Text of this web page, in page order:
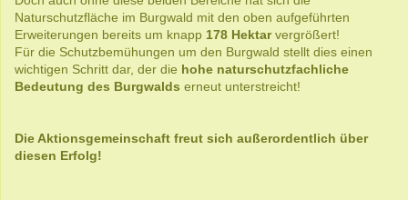
Naturschutzfläche im Burgwald mit den oben aufgeführten
Erweiterungen bereits um knapp 178 Hektarvergrößert!
Für die Schutzbemühungen um den Burgwald stellt dies einen
wichtigen Schritt dar, der die hohe naturschutzfachliche
Bedeutung des Burgwalds erneut unterstreicht!
Die Aktionsgemeinschaft freut sich außerordentlich über
diesen Erfolg!